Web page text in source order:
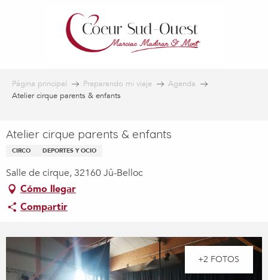
Página principal Preparando mi viaje
Agenda
Atelier cirque parents & enfants
Atelier cirque parents & enfants
CIRCO DEPORTES Y OCIO
Salle de cirque, 32160 Jû-Belloc
Cómo llegar
Compartir
+2 FOTOS